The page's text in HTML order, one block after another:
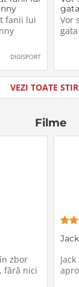
fanii lui
DIGISPORT
Vor
VEZI TOATE
Filme
zbor
fără nici